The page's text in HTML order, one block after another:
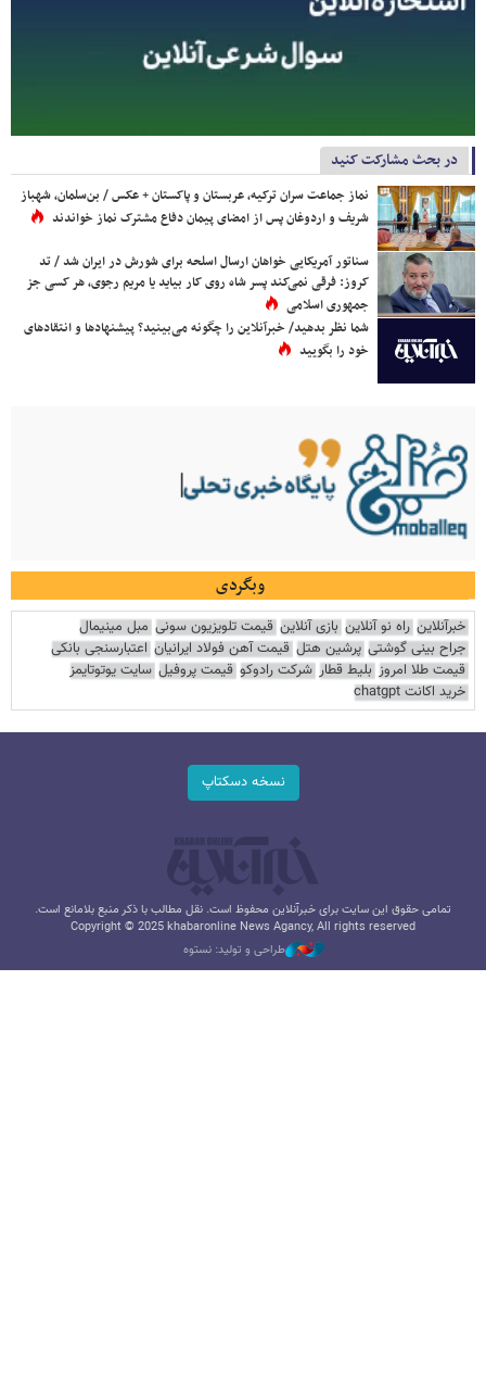
در بحث مشارکت کنید
نماز جماعت سران ترکیه، عربستان و پاکستان + عکس / بن‌سلمان، شهباز
شریف و اردوغان پس از امضای پیمان دفاع مشترک نماز خواندند
سناتور آمریکایی خواهان ارسال اسلحه برای شورش در ایران شد / تد
کروز: فرقی نمی‌کند پسر شاه روی کار بیاید یا مریم رجوی، هر کسی جز
جمهوری اسلامی
شما نظر بدهید/ خبرآنلاین را چگونه می‌بینید؟ پیشنهادها و انتقادهای
خود را بگویید
وبگردی
خبرآنلاین راه نو آنلاین بازی آنلاین قیمت تلویزیون سونی مبل مینیمال
جراح بینی گوشتی پرشین هتل قیمت آهن فولاد ایرانیان اعتبارسنجی بانکی
قیمت طلا امروز بلیط قطار شرکت رادوکو قیمت پروفیل سایت یوتوتایمز
خرید اکانت chatgpt
نسخه دسکتاپ
تمامی حقوق این سایت برای خبرآنلاین محفوظ است. نقل مطالب با ذکر منبع بلامانع است.
Copyright © 2025 khabaronline News Agancy, All rights reserved
طراحی و تولید: نستوه